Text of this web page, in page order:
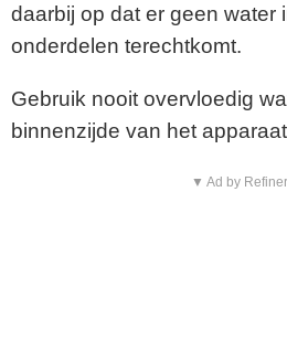
daarbij op dat er geen water
onderdelen terechtkomt.
Gebruik nooit overvloedig
binnenzijde van het
▼ Ad by